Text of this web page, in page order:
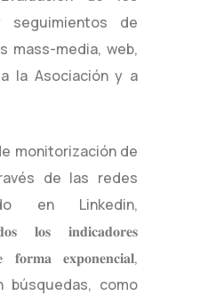
seguimientos de
mass-media, web,
la Asociación y a
monitorización de
de las redes
en Linkedin,
𝐥𝐨𝐬 𝐢𝐧𝐝𝐢𝐜𝐚𝐝𝐨𝐫𝐞𝐬
𝐞𝐱𝐩𝐨𝐧𝐞𝐧𝐜𝐢𝐚𝐥,
búsquedas, como